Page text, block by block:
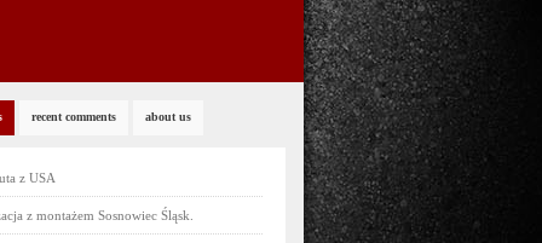
recent comments about us
z USA
z montażem Sosnowiec Śląsk.